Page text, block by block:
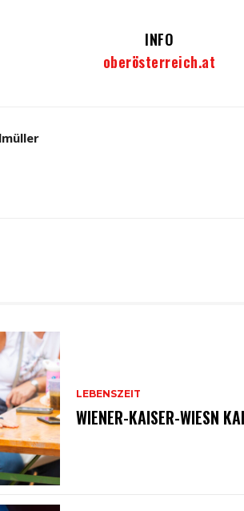
INFO
oberösterreich.at
LEBENSZEIT
WIENER-KAISER-WIESN